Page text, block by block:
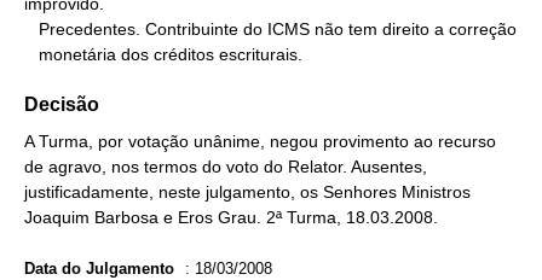
improvido.
   monetária dos créditos escriturais.
Decisão
A Turma, por votação unânime, negou provimento ao recurso
de agravo, nos termos do voto do Relator. Ausentes,
justificadamente, neste julgamento, os Senhores Ministros
Joaquim Barbosa e Eros Grau. 2ª Turma, 18.03.2008.
Data do Julgamento : 18/03/2008